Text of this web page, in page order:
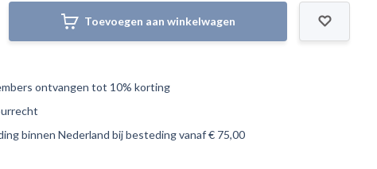
Toevoegen aan winkelwagen
ontvangen tot 10% korting
binnen Nederland bij besteding vanaf € 75,00